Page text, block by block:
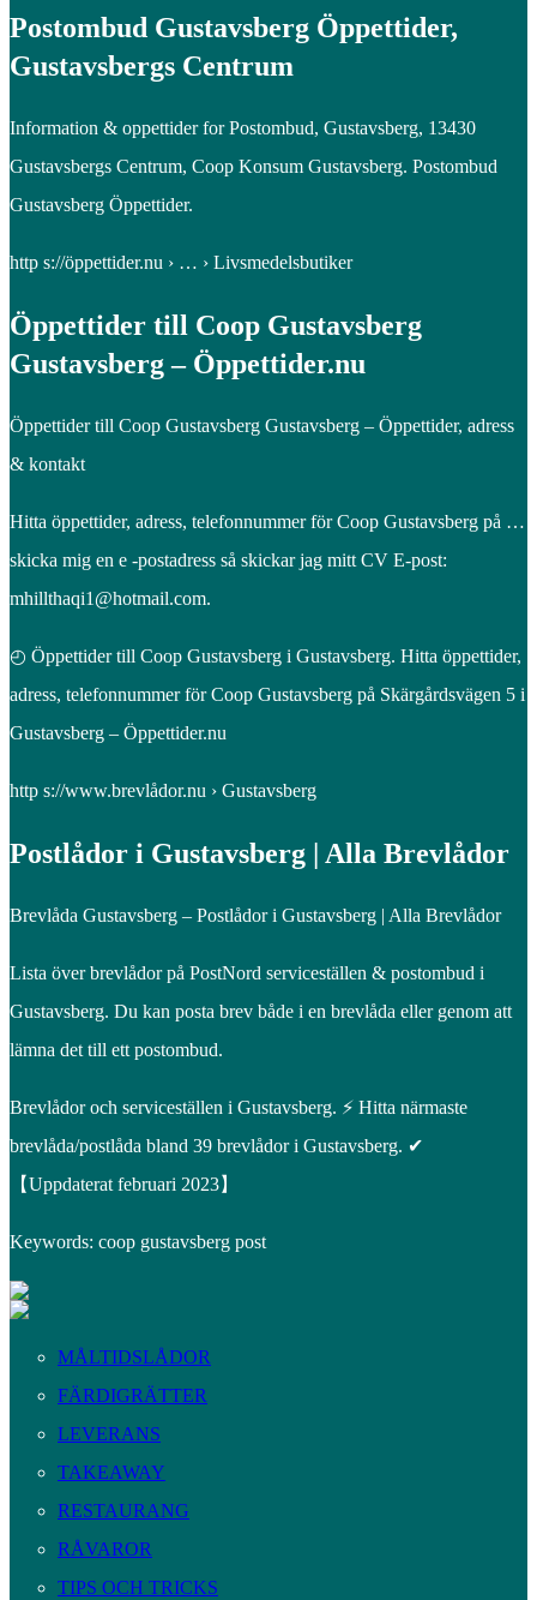
Postombud Gustavsberg Öppettider,
Gustavsbergs Centrum
Information & oppettider for Postombud, Gustavsberg, 13430
Gustavsbergs Centrum, Coop Konsum Gustavsberg. Postombud
Gustavsberg Öppettider.
http s://öppettider.nu › … › Livsmedelsbutiker
Öppettider till Coop Gustavsberg
Gustavsberg – Öppettider.nu
Öppettider till Coop Gustavsberg Gustavsberg – Öppettider, adress
& kontakt
Hitta öppettider, adress, telefonnummer för Coop Gustavsberg på …
skicka mig en e -postadress så skickar jag mitt CV E-post:
mhillthaqi1@hotmail.com.
◴ Öppettider till Coop Gustavsberg i Gustavsberg. Hitta öppettider,
adress, telefonnummer för Coop Gustavsberg på Skärgårdsvägen 5 i
Gustavsberg – Öppettider.nu
http s://www.brevlådor.nu › Gustavsberg
Postlådor i Gustavsberg | Alla Brevlådor
Brevlåda Gustavsberg – Postlådor i Gustavsberg | Alla Brevlådor
Lista över brevlådor på PostNord serviceställen & postombud i
Gustavsberg. Du kan posta brev både i en brevlåda eller genom att
lämna det till ett postombud.
Brevlådor och serviceställen i Gustavsberg. ⚡ Hitta närmaste
brevlåda/postlåda bland 39 brevlådor i Gustavsberg. ✔
【Uppdaterat februari 2023】
Keywords: coop gustavsberg post
MÅLTIDSLÅDOR
FÄRDIGRÄTTER
LEVERANS
TAKEAWAY
RESTAURANG
RÅVAROR
TIPS OCH TRICKS